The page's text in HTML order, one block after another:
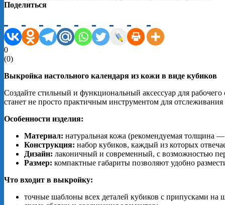
Поделиться
0
(0)
Выкройка настольного календаря из кожи в виде кубиков
Создайте стильный и функциональный аксессуар для
станет не просто практичным инструментом для
Особенности изделия:
Материал: натуральная кожа (рекомендуемая толщина
Конструкция: набор кубиков, каждый из которых
Дизайн: лаконичный и современный, с возможностью
Размер: компактные габариты позволяют удобно
Что входит в выкройку:
точные шаблоны всех деталей кубиков с припусками на